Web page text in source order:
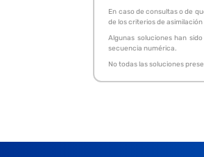
En caso de consultas o de
de los criterios de
Algunas soluciones han
secuencia numérica.
No todas las soluciones